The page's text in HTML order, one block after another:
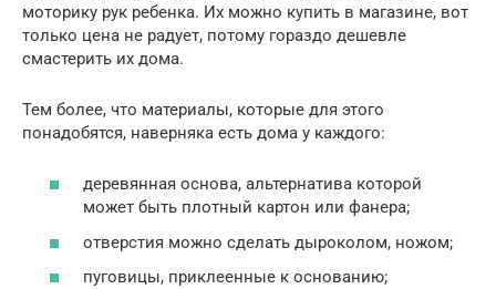
моторику рук ребенка. Их можно купить в магазине, вот
только цена не радует, потому гораздо дешевле
смастерить их дома.
Тем более, что материалы, которые для этого
понадобятся, наверняка есть дома у каждого:
деревянная основа, альтернатива которой
может быть плотный картон или фанера;
отверстия можно сделать дыроколом, ножом;
пуговицы, приклеенные к основанию;